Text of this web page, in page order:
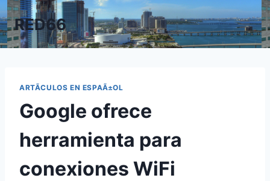
Skip
to
content
RED66
ARTÃ­CULOS EN ESPAÃ±OL
Google ofrece
herramienta para
conexiones WiFi